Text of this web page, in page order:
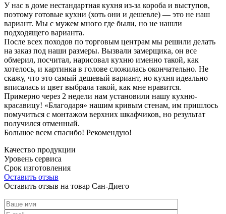
У нас в доме нестандартная кухня из-за короба и выступов,
поэтому готовые кухни (хоть они и дешевле) — это не наш
вариант. Мы с мужем много где были, но не нашли
подходящего варианта.
После всех походов по торговым центрам мы решили делать
на заказ под наши размеры. Вызвали замерщика, он все
обмерил, посчитал, нарисовал кухню именно такой, как
хотелось, и картинка в голове сложилась окончательно. Не
скажу, что это самый дешевый вариант, но кухня идеально
вписалась и цвет выбрала такой, как мне нравится.
Примерно через 2 недели нам установили нашу кухню-
красавицу! «Благодаря» нашим кривым стенам, им пришлось
помучиться с монтажом верхних шкафчиков, но результат
получился отменный.
Большое всем спасибо! Рекомендую!
Качество продукции
Уровень сервиса
Срок изготовления
Оставить отзыв
Оставить отзыв на товар Сан-Диего